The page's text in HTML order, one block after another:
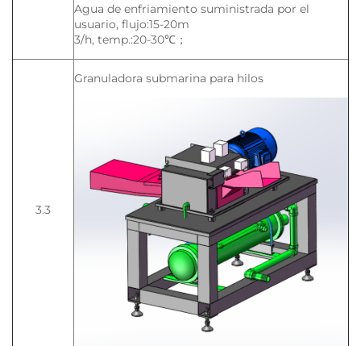
Agua de enfriamiento suministrada por el
usuario, flujo:15-20m
3/h, temp.:20-30℃；
3.3
Granuladora submarina para hilos